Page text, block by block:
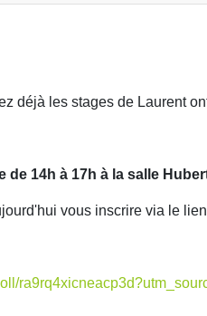
déjà les stages de Laurent
de 14h à 17h à la salle
vous inscrire via le